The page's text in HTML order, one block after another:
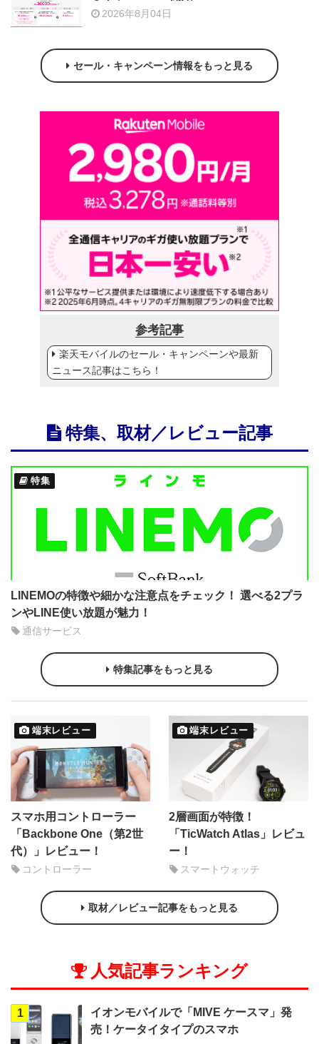
2026年8月04日
セール・キャンペーン情報をもっと見る
参考記事
楽天モバイルのセール・キャンペーンや最新
ニュース記事はこちら！
特集、取材／レビュー記事
特集
LINEMOの特徴や細かな注意点をチェック！ 選べる2プラ
ンやLINE使い放題が魅力！
通信サービス
特集記事をもっと見る
端末レビュー
スマホ用コントローラー
「Backbone One（第2世
代）」レビュー！
コントローラー
端末レビュー
2層画面が特徴！
「TicWatch Atlas」レビュ
ー！
スマートウォッチ
取材／レビュー記事をもっと見る
人気記事ランキング
1
イオンモバイルで「MIVE ケースマ」発
売！ケータイタイプのスマホ